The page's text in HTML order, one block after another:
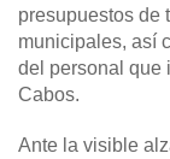
presupuestos de
municipales, así
del personal que
Cabos.
Ante la visible